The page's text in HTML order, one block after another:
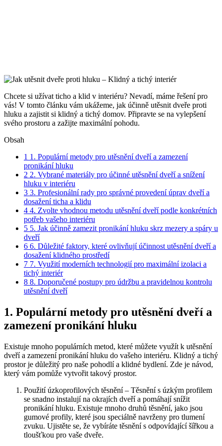
Chcete si užívat ticho a klid v⁤ interiéru?⁤ Nevadí, máme řešení pro ​
vás! V tomto článku vám ukážeme, jak účinně utěsnit dveře proti
hluku a zajistit si‍ klidný a tichý domov. ‌Připravte se na vylepšení
svého prostoru ‍a zažijte maximální pohodu.
Obsah
1 1. Populární⁤ metody⁢ pro utěsnění dveří a zamezení
pronikání ⁤hluku
2 2. Vybrané materiály pro účinné utěsnění dveří a snížení
hluku v interiéru
3 3. Profesionální rady pro správné provedení úprav dveří a
dosažení ticha ‌a klidu
4 4. Zvolte vhodnou metodu utěsnění‌ dveří podle konkrétních
potřeb ‍vašeho‌ interiéru
5 5. Jak⁤ účinně zamezit pronikání hluku skrz‌ mezery a spáry u
dveří
6 6. Důležité faktory, ⁣které ⁣ovlivňují účinnost ⁣utěsnění ⁢dveří a
dosažení klidného‍ prostředí
7 7. Využití moderních technologií⁣ pro‌ maximální izolaci a
tichý interiér
8 8. Doporučené postupy pro údržbu a pravidelnou⁤ kontrolu
utěsnění dveří
1. Populární⁤ metody⁢ pro utěsnění dveří a
zamezení pronikání ⁤hluku
Existuje mnoho populárních metod, které můžete využít k utěsnění
dveří a zamezení pronikání hluku do vašeho interiéru. ‌Klidný a tichý
prostor ⁢je ‌důležitý pro naše pohodlí a klidné bydlení. Zde je ⁣návod,
který vám pomůže vytvořit takový prostor.
Použití úzkoprofilových těsnění – Těsnění s úzkým profilem
se snadno instalují ​na okrajích dveří⁤ a pomáhají snížit
pronikání hluku. Existuje ⁣mnoho druhů ⁣těsnění, jako jsou
gumové profily, které jsou speciálně ⁢navrženy‌ pro tlumení
zvuku. Ujistěte se, že vybíráte těsnění s odpovídající šířkou a‍
tloušťkou pro vaše dveře.